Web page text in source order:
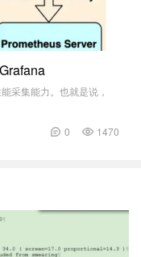
采集能力。也就是说，
0
1470